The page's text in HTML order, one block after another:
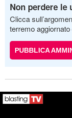
Non perdere le
Clicca
terremo
PUBBLICA